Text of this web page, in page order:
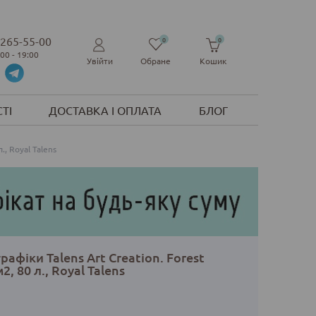
55-00
- 19:00
Увійти Обране
0
Кошик
0
ДОСТАВКА І ОПЛАТА БЛОГ
Royal Talens
Talens Art Creation. Forest
80 л., Royal Talens